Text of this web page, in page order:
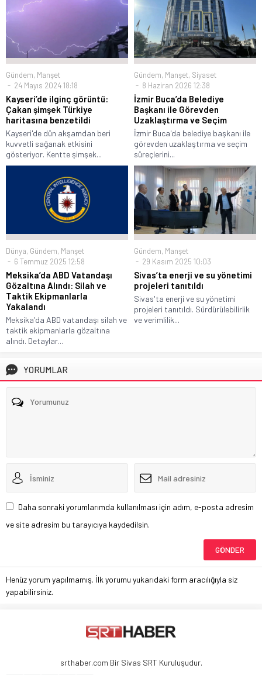
Gündem, Manşet
24 Mayıs 2024 18:18
Kayseri’de ilginç görüntü:
Çakan şimşek Türkiye
haritasına benzetildi
Kayseri'de dün akşamdan beri
kuvvetli sağanak etkisini
gösteriyor. Kentte şimşek...
Gündem, Manşet, Siyaset
8 Haziran 2026 12:38
İzmir Buca’da Belediye
Başkanı ile Görevden
Uzaklaştırma ve Seçim
İzmir Buca'da belediye başkanı ile
görevden uzaklaştırma ve seçim
süreçlerini...
Dünya, Gündem, Manşet
6 Temmuz 2025 12:58
Meksika’da ABD Vatandaşı
Gözaltına Alındı: Silah ve
Taktik Ekipmanlarla
Yakalandı
Meksika'da ABD vatandaşı silah ve
taktik ekipmanlarla gözaltına
alındı. Detaylar...
Gündem, Manşet
29 Kasım 2025 10:03
Sivas’ta enerji ve su yönetimi
projeleri tanıtıldı
Sivas'ta enerji ve su yönetimi
projeleri tanıtıldı. Sürdürülebilirlik
ve verimlilik...
YORUMLAR
Daha sonraki yorumlarımda kullanılması için adım, e-posta adresim
ve site adresim bu tarayıcıya kaydedilsin.
Henüz yorum yapılmamış. İlk yorumu yukarıdaki form aracılığıyla siz
yapabilirsiniz.
srthaber.com Bir Sivas SRT Kuruluşudur.